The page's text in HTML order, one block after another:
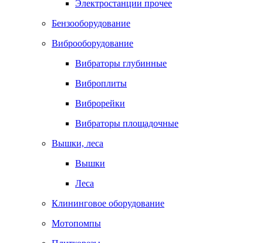
Электростанции прочее
Бензооборудование
Виброоборудование
Вибраторы глубинные
Виброплиты
Виброрейки
Вибраторы площадочные
Вышки, леса
Вышки
Леса
Клининговое оборудование
Мотопомпы